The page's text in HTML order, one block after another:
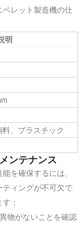
ペレット製造機の仕
明
、プラスチック
ンテナンス
を確保するには、
ィングが不可欠で
：
物がないことを確認